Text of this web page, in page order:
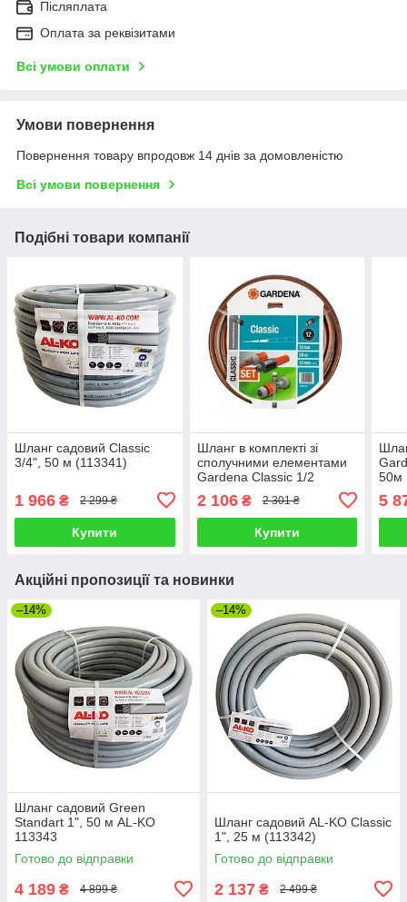
Післяплата
Оплата за реквізитами
Всі умови оплати
Умови повернення
Повернення товару впродовж 14 днів за домовленістю
Всі умови повернення
Подібні товари компанії
Шланг садовий Classic
3/4", 50 м (113341)
1 966 ₴ 2 299 ₴
Купити
Шланг в комплекті зі
сполучними елементами
Gardena Classic 1/2
2 106₴ 2 301 ₴
Купити
50м
5
Акційні пропозиції та новинки
–14%
Шланг садовий Green
Standart 1", 50 м AL-KO
113343
Готово до відправки
4 189 ₴ 4 899 ₴
–14%
Шланг садовий AL-KO Classic
1", 25 м (113342)
Готово до відправки
2 137 ₴ 2 499 ₴